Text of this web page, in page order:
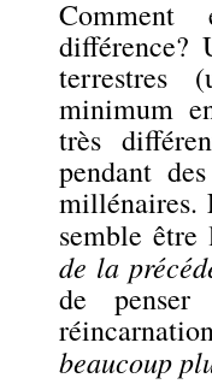
différence?
terrestres
minimum
très
pendant
millénaires.
semble
de la
de
beaucoup